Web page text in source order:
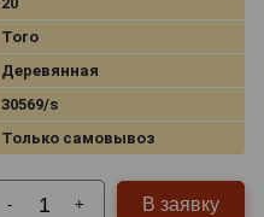
Toro
Деревянная
30569/s
Только самовывоз
- + В заявку